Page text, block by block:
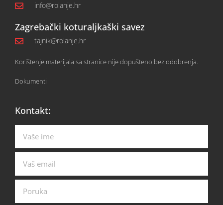
info@rolanje.hr
Zagrebački koturaljkaški savez
tajnik@rolanje.hr
Korištenje materijala sa stranice nije dopušteno bez odobrenja.
Dokumenti
Kontakt: